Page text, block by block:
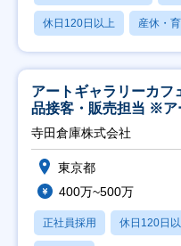
休日120日以上 産休・
アートギャラリーカ
品接客・販売担当 ※ア
寺田倉庫株式会社
東京都
400万~500万
正社員採用 休日120日